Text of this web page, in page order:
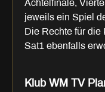
Achtelfinale,
jeweils ein Spiel
Die Rechte für die
Sat1 ebenfalls
Klub WM TV